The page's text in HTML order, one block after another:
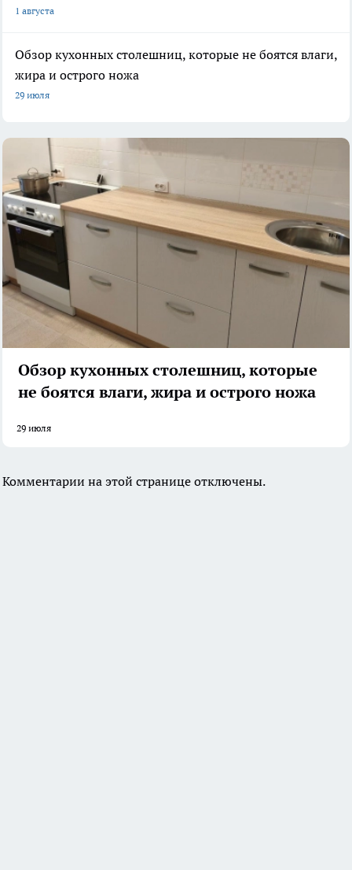
1 августа
Обзор кухонных столешниц, которые не боятся влаги,
жира и острого ножа
29 июля
Обзор кухонных столешниц, которые
не боятся влаги, жира и острого ножа
29 июля
Комментарии на этой странице отключены.